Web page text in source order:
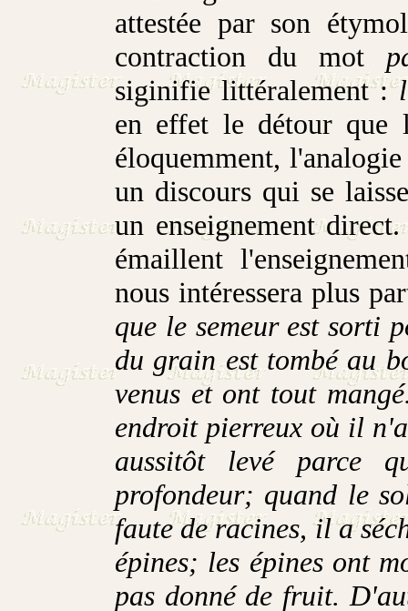
attestée par son
contraction du mot
siginifie littéralement :
en effet le détour que
éloquemment,
un discours qui se
un enseignement
émaillent
nous intéressera plus
que le semeur est sorti
du grain est tombé au
venus et ont tout
endroit pierreux où il
aussitôt levé parce
profondeur; quand le
faute de racines, il a
épines; les épines ont
pas donné de fruit.